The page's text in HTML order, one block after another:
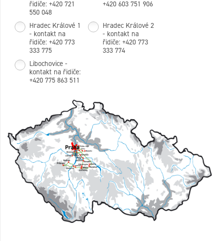
řidiče: +420 721
550 048
+420 603 751 906
Hradec Králové 1
- kontakt na
řidiče: +420 773
333 775
Hradec Králové 2
- kontakt na
řidiče: +420 773
333 774
Libochovice -
kontakt na řidiče:
+420 775 863 511